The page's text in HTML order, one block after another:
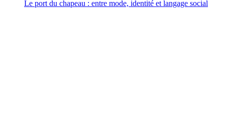
Le port du chapeau : entre mode, identité et langage social